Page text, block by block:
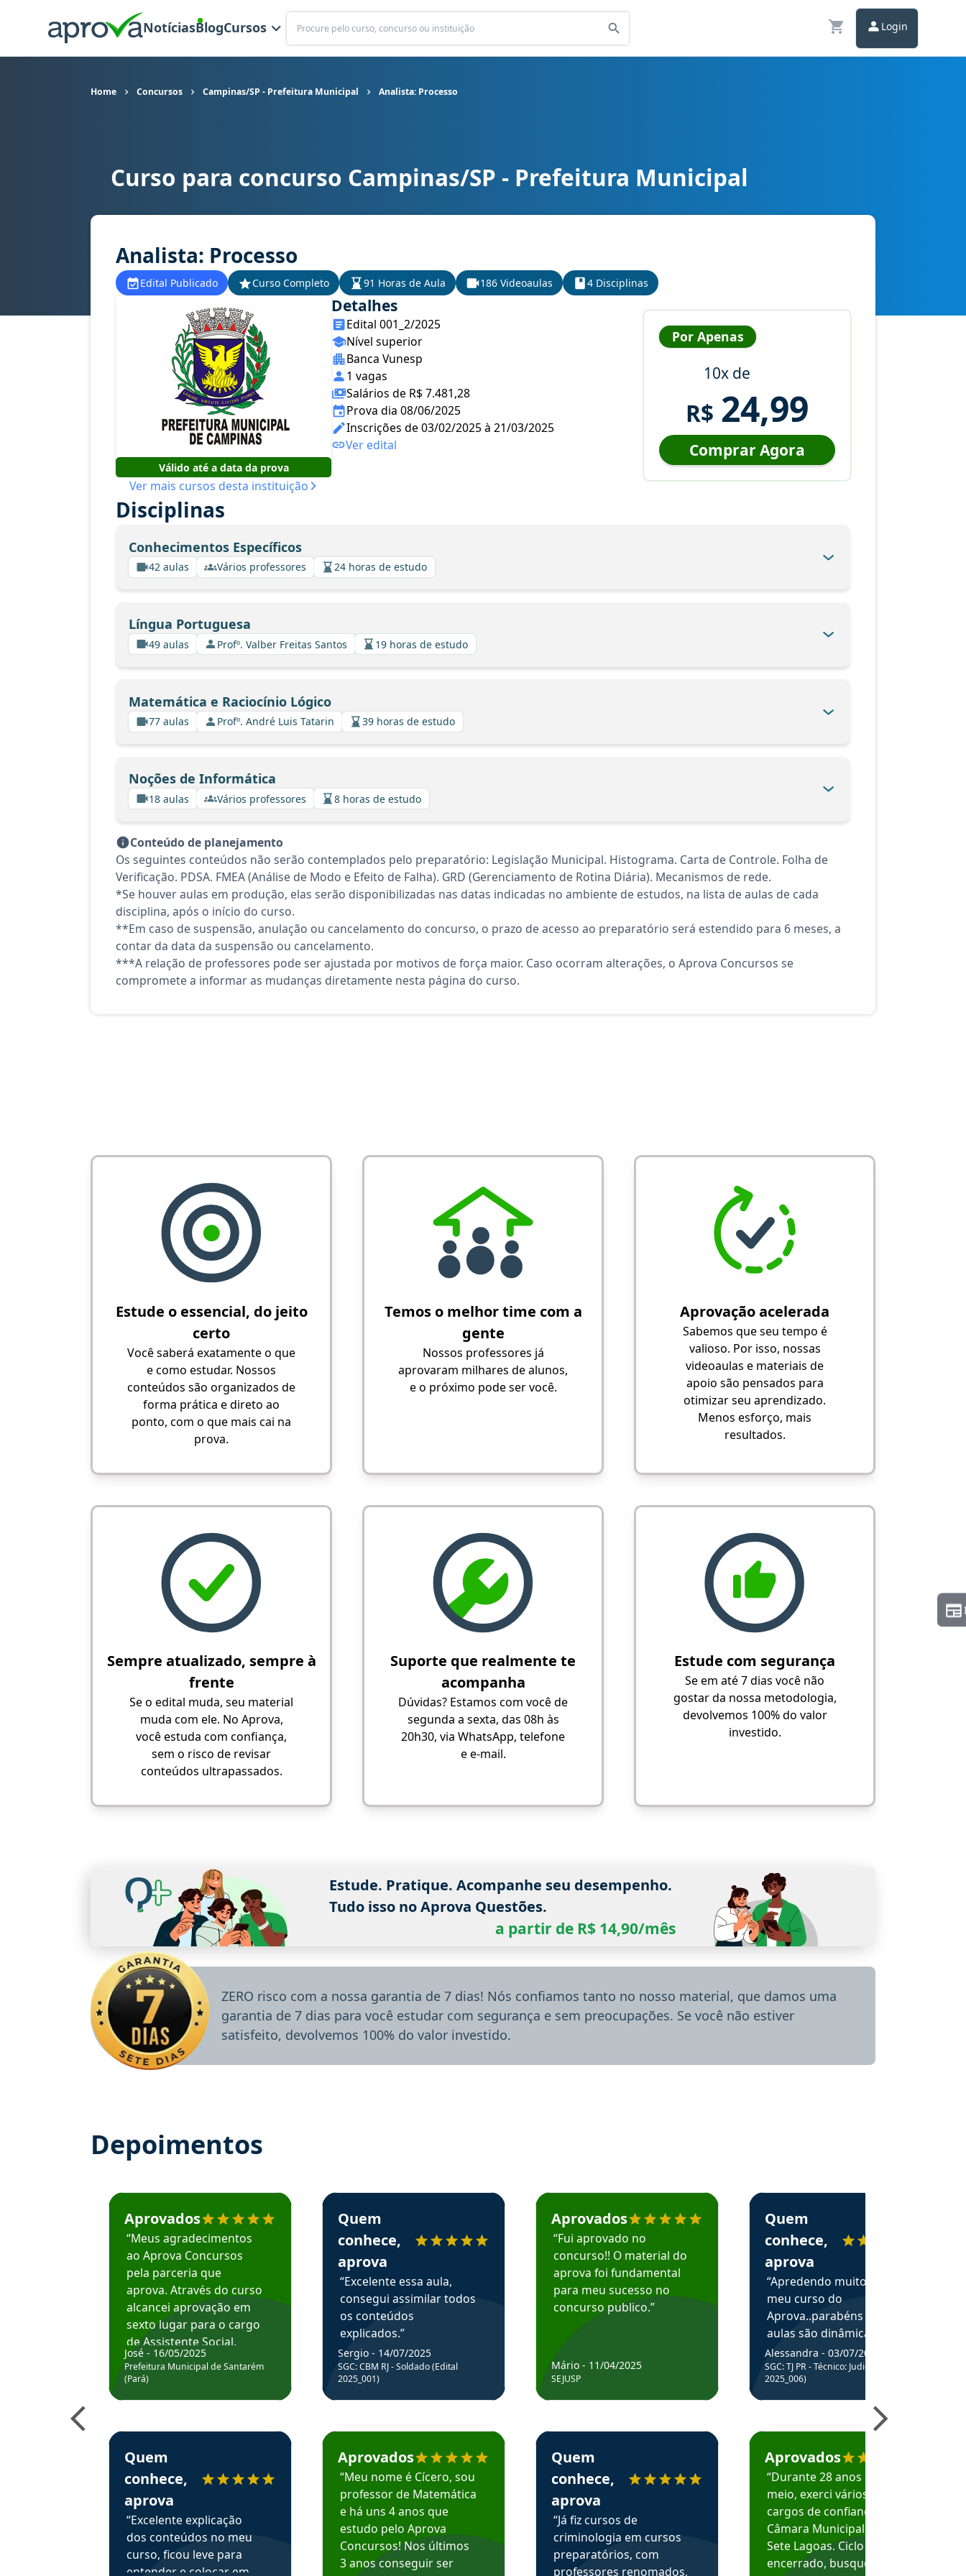
NotíciasBlogCursos
Buscar
Login
Home Concursos Campinas/SP - Prefeitura Municipal Analista: Processo
Curso para concurso Campinas/SP - Prefeitura Municipal cargo Analista: Processo
Curso para concurso Campinas/SP - Prefeitura Municipal
Analista: Processo
Edital Publicado Curso Completo 91 Horas de Aula 186 Videoaulas 4 Disciplinas
Válido até a data da prova
Ver mais cursos desta instituição
Detalhes
Edital 001_2/2025
Nível superior
Banca Vunesp
1 vagas
Salários de R$ 7.481,28
Prova dia 08/06/2025
Inscrições de 03/02/2025 à 21/03/2025
Ver edital
Por Apenas
10x de
R$ 24,99
Comprar Agora
Disciplinas
Conhecimentos Específicos
42 aulas Vários professores 24 horas de estudo
Língua Portuguesa
49 aulas Profº. Valber Freitas Santos 19 horas de estudo
Matemática e Raciocínio Lógico
77 aulas Profº. André Luis Tatarin 39 horas de estudo
Noções de Informática
18 aulas Vários professores 8 horas de estudo
Conteúdo de planejamento
Os seguintes conteúdos não serão contemplados pelo preparatório: Legislação Municipal. Histograma. Carta de Controle. Folha de
Verificação. PDSA. FMEA (Análise de Modo e Efeito de Falha). GRD (Gerenciamento de Rotina Diária). Mecanismos de rede.
*Se houver aulas em produção, elas serão disponibilizadas nas datas indicadas no ambiente de estudos, na lista de aulas de cada
disciplina, após o início do curso.
**Em caso de suspensão, anulação ou cancelamento do concurso, o prazo de acesso ao preparatório será estendido para 6 meses, a
contar da data da suspensão ou cancelamento.
***A relação de professores pode ser ajustada por motivos de força maior. Caso ocorram alterações, o Aprova Concursos se
compromete a informar as mudanças diretamente nesta página do curso.
Estude o essencial, do jeito
certo
Você saberá exatamente o que
e como estudar. Nossos
conteúdos são organizados de
forma prática e direto ao
ponto, com o que mais cai na
prova.
Temos o melhor time com a
gente
Nossos professores já
aprovaram milhares de alunos,
e o próximo pode ser você.
Aprovação acelerada
Sabemos que seu tempo é
valioso. Por isso, nossas
videoaulas e materiais de
apoio são pensados para
otimizar seu aprendizado.
Menos esforço, mais
resultados.
Sempre atualizado, sempre à
frente
Se o edital muda, seu material
muda com ele. No Aprova,
você estuda com confiança,
sem o risco de revisar
conteúdos ultrapassados.
Suporte que realmente te
acompanha
Dúvidas? Estamos com você de
segunda a sexta, das 08h às
20h30, via WhatsApp, telefone
e e-mail.
Estude com segurança
Se em até 7 dias você não
gostar da nossa metodologia,
devolvemos 100% do valor
investido.
Estude. Pratique. Acompanhe seu desempenho.
Tudo isso no Aprova Questões.
a partir de R$ 14,90/mês
ZERO risco com a nossa garantia de 7 dias! Nós confiamos tanto no nosso material, que damos uma
garantia de 7 dias para você estudar com segurança e sem preocupações. Se você não estiver
satisfeito, devolvemos 100% do valor investido.
Depoimentos
Estudante José recomenda o Aprova Concursos em depoimento
Aprovados
“Meus agradecimentos
ao Aprova Concursos
pela parceria que
aprova. Através do curso
alcancei aprovação em
sexto lugar para o cargo
de Assistente Social.
Hoje estou atuando na
Prefeitura de Santarém.
José - 16/05/2025
Prefeitura Municipal de Santarém
(Pará)
Estudante Elais recomenda o Aprova Concursos em depoimento
Quem
conhece,
aprova
“Excelente explicação
dos conteúdos no meu
curso, ficou leve para
entender e colocar em
Estudante Sergio recomenda o Aprova Concursos em depoimento
Quem
conhece,
aprova
“Excelente essa aula,
consegui assimilar todos
os conteúdos
explicados.”
Sergio - 14/07/2025
SGC: CBM RJ - Soldado (Edital
2025_001)
Estudante Cicero recomenda o Aprova Concursos em depoimento
Aprovados
“Meu nome é Cícero, sou
professor de Matemática
e há uns 4 anos que
estudo pelo Aprova
Concursos! Nos últimos
3 anos conseguir ser
Estudante Mário recomenda o Aprova Concursos em depoimento
Aprovados
“Fui aprovado no
concurso!! O material do
aprova foi fundamental
para meu sucesso no
concurso publico.”
Mário - 11/04/2025
SEJUSP
Estudante Henrique recomenda o Aprova Concursos em depoimento
Quem
conhece,
aprova
“Já fiz cursos de
criminologia em cursos
preparatórios, com
professores renomados,
Estudante Alessandra recomenda o Aprova
Quem
conhece,
aprova
“Apredendo muito no
meu curso do
Aprova..parabéns pelas
aulas são dinâmicas e
me ajudam a entender
melhor os assuntos.”
Alessandra - 03/07/2025
SGC: TJ PR - Técnico: Judiciário (Edital
2025_006)
Estudante Caio recomenda o Aprova
Aprovados
“Durante 28 anos e
meio, exerci vários
cargos de confiança na
Câmara Municipal de
Sete Lagoas. Ciclo
encerrado, busquei